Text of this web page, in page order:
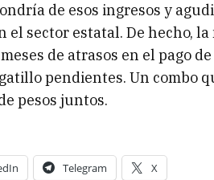
de esos ingresos y
el sector estatal. De hecho,
de atrasos en el pago
pendientes. Un combo
pesos juntos.
Telegram X